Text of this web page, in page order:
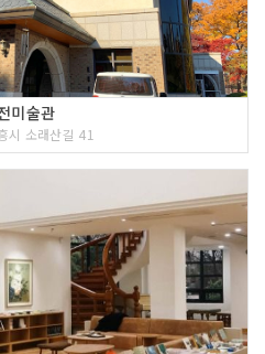
미술관
시 소래산길 41